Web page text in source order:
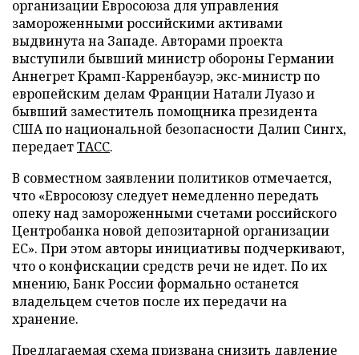
организации Евросоюза для управления
замороженными российскими активами
выдвинута на Западе. Авторами проекта
выступили бывший министр обороны Германии
Аннегрет Крамп-Карренбауэр, экс-министр по
европейским делам Франции Натали Луазо и
бывший заместитель помощника президента
США по национальной безопасности Далип Сингх,
передаетТАСС.
В совместном заявлении политиков отмечается,
что «Евросоюзу следует немедленно передать
опеку над замороженными счетами российского
Центробанка новой депозитарной организации
ЕС». При этом авторы инициативы подчеркивают,
что о конфискации средств речи не идет. По их
мнению, Банк России формально останется
владельцем счетов после их передачи на
хранение.
Предлагаемая схема призвана снизить давление